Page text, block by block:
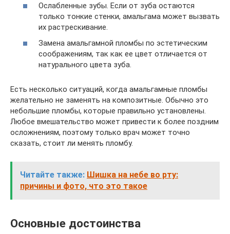
Ослабленные зубы. Если от зуба остаются
только тонкие стенки, амальгама может вызвать
их растрескивание.
Замена амальгамной пломбы по эстетическим
соображениям, так как ее цвет отличается от
натурального цвета зуба.
Есть несколько ситуаций, когда амальгамные пломбы
желательно не заменять на композитные. Обычно это
небольшие пломбы, которые правильно установлены.
Любое вмешательство может привести к более поздним
осложнениям, поэтому только врач может точно
сказать, стоит ли менять пломбу.
Читайте также: Шишка на небе во рту:
причины и фото, что это такое
Основные достоинства